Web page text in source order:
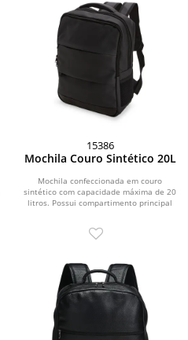
15386
Mochila Couro Sintético 20L
Mochila confeccionada em couro
sintético com capacidade máxima de 20
litros. Possui compartimento principal